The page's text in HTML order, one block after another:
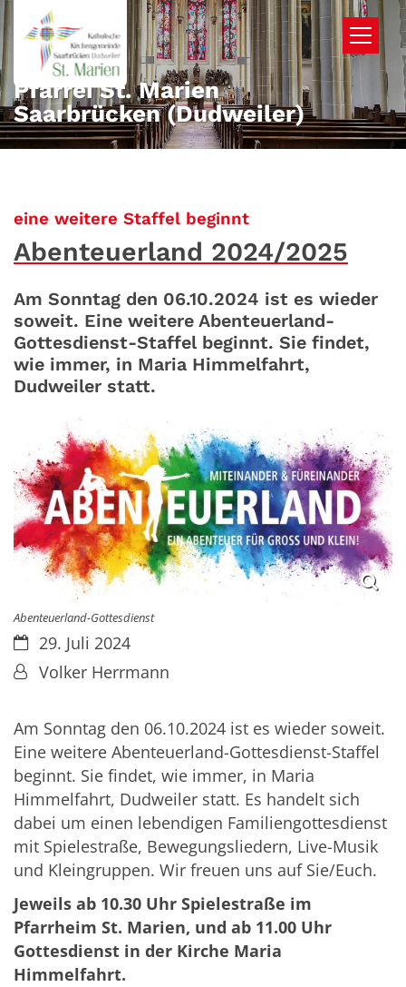
Zum Inhalt springen
Pfarrei St. Marien
Saarbrücken (Dudweiler)
eine weitere Staffel beginnt:
Abenteuerland 2024/2025
Am Sonntag den 06.10.2024 ist es wieder
soweit. Eine weitere Abenteuerland-
Gottesdienst-Staffel beginnt. Sie findet,
wie immer, in Maria Himmelfahrt,
Dudweiler statt.
Abenteuerland-Gottesdienst
Datum:29. Juli 2024
Von:Volker Herrmann
Am Sonntag den 06.10.2024 ist es wieder soweit.
Eine weitere Abenteuerland-Gottesdienst-Staffel
beginnt. Sie findet, wie immer, in Maria
Himmelfahrt, Dudweiler statt. Es handelt sich
dabei um einen lebendigen Familiengottesdienst
mit Spielestraße, Bewegungsliedern, Live-Musik
und Kleingruppen. Wir freuen uns auf Sie/Euch.
Jeweils ab 10.30 Uhr Spielestraße im
Pfarrheim St. Marien, und ab 11.00 Uhr
Gottesdienst in der Kirche Maria
Himmelfahrt.